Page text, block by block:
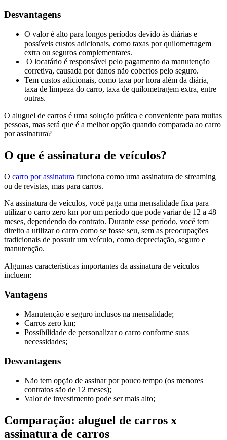
Desvantagens
O valor é alto para longos períodos devido às diárias e
possíveis custos adicionais, como taxas por quilometragem
extra ou seguros complementares.
O locatário é responsável pelo pagamento da manutenção
corretiva, causada por danos não cobertos pelo seguro.
Tem custos adicionais, como taxa por hora além da diária,
taxa de limpeza do carro, taxa de quilometragem extra, entre
outras.
O aluguel de carros é uma solução prática e conveniente para muitas
pessoas, mas será que é a melhor opção quando comparada ao carro
por assinatura?
O que é assinatura de veículos?
O carro por assinatura funciona como uma assinatura de streaming
ou de revistas, mas para carros.
Na assinatura de veículos, você paga uma mensalidade fixa para
utilizar o carro zero km por um período que pode variar de 12 a 48
meses, dependendo do contrato. Durante esse período, você tem
direito a utilizar o carro como se fosse seu, sem as preocupações
tradicionais de possuir um veículo, como depreciação, seguro e
manutenção.
Algumas características importantes da assinatura de veículos
incluem:
Vantagens
Manutenção e seguro inclusos na mensalidade;
Carros zero km;
Possibilidade de personalizar o carro conforme suas
necessidades;
Desvantagens
Não tem opção de assinar por pouco tempo (os menores
contratos são de 12 meses);
Valor de investimento pode ser mais alto;
Comparação: aluguel de carros x
assinatura de carros